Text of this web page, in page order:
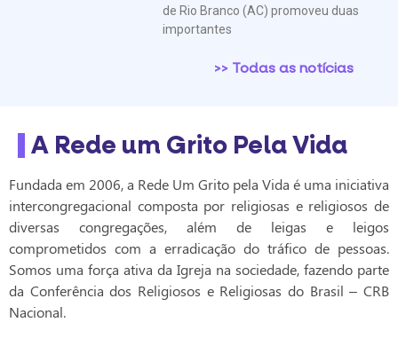
de Rio Branco (AC) promoveu duas
importantes
>> Todas as notícias
A Rede um Grito Pela Vida
Fundada em 2006, a Rede Um Grito pela Vida é uma iniciativa
intercongregacional composta por religiosas e religiosos de
diversas congregações, além de leigas e leigos
comprometidos com a erradicação do tráfico de pessoas.
Somos uma força ativa da Igreja na sociedade, fazendo parte
da Conferência dos Religiosos e Religiosas do Brasil – CRB
Nacional.